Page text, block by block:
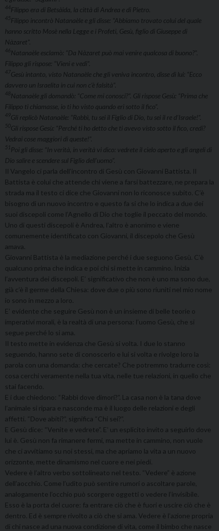
Filippo era di Betsàida, la città di Andrea e di Pietro.
45Filippo incontrò Natanaèle e gli disse: “Abbiamo trovato colui del quale
hanno scritto Mosè nella Legge e i Profeti, Gesù, figlio di Giuseppe di
Nàzaret”.
46 Natanaèle esclamò: “Da Nàzaret può mai venire qualcosa di buono?”.
Filippo gli rispose: “Vieni e vedi”.
47Gesù intanto, visto Natanaèle che gli veniva incontro, disse di lui: “Ecco
davvero un Israelita in cui non c’è falsità”.
48 Natanaèle gli domandò: “Come mi conosci?”. Gli rispose Gesù: “Prima che
Filippo ti chiamasse, io ti ho visto quando eri sotto il fico”.
49Gli replicò Natanaèle: “Rabbì, tu sei il Figlio di Dio, tu sei il re d’Israele!”.
50 Gli rispose Gesù: “Perché ti ho detto che ti avevo visto sotto il fico, credi?
Vedrai cose maggiori di queste!”.
51 Poi gli disse: “In verità, in verità vi dico: vedrete il cielo aperto e gli angeli di
Dio salire e scendere sul Figlio dell’uomo”.
Il Vangelo ci parla dell’incontro di Gesù con Giovanni Battista. Il
Battista è colui che attende chi viene a farsi battezzare, ne prepara la
strada ma il testo ci dice che Giovanni non lo riconosce subito. C’è
bisogno di un nuovo incontro e questo fa si che lo indica a due dei
suoi discepoli come l’Agnello di Dio che toglie il peccato del mondo.
Uno di questi discepoli è Andrea, l’altro è anonimo e viene
comunemente identificato con Giovanni, il discepolo che Gesù
amava.
Giovanni Battista è la mediazione perché i due seguono Gesù. C’è
qualcuno prima che indica e poi chi si mette in cammino. Inizia
l’avventura dei discepoli. E’ significativo che non è uno ma sono due,
già c’è il germe della Chiesa: dove due o più sono riuniti nel mio nome
io sono in mezzo a loro.
E’ evidente che seguire Gesù non è un insieme di belle teorie o
imperativi morali, è la realtà di una persona: l’uomo Gesù, che si
segue perché lo si ama.
Il testo mette in evidenza che Gesù si volta. I due lo stanno
seguendo, hanno sete di conoscerlo e lui si volta e rivolge loro la
parola con una domanda: che cercate? Che potremmo tradurre così:
cosa cerchi veramente nella tua vita, nelle tue relazioni, in quello che
stai facendo.
E i due chiedono: “Rabbì dove dimori?”. La casa non è la tana dove
l’animale si ripara e nasconde ma è il luogo delle relazioni e degli
affetti. “Dove abiti?”, significa “Chi sei?”.
E Gesù dice: “Venite e vedrete”. E’ un esplicito invito a seguirlo dove
lui è. Gesù non fa rimanere fermi, ma mette in cammino, non vuole
che ci avvitiamo su noi stessi, ma che apriamo la vita a un nuovo
orizzonte, mette dinamismo nel cuore e nei piedi.
Vedere è l’altro verbo sottolineato nel testo. “Vedere” è azione
dell’aocchio. Come l’udito può sentire rumori o ascoltare parole,
analogamente l’occhio può scorgere oggetti o vedere l’invisibile.
Esso è la porta del cuore: fa entrare ciò che è fuori e uscire ciò che è
dentro. Ed è sempre rivolto a ciò che si ama. Vedere è l’azione propria
di chi nasce ad una nuova condizione di vita, come il bimbo che nasce